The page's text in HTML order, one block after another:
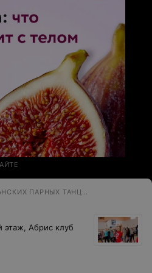
КЛУБ АФРО-ЛАТИНОАМЕРИКАНСКИХ ПАРНЫХ ТАНЦЕВ
этаж, Абрис клуб